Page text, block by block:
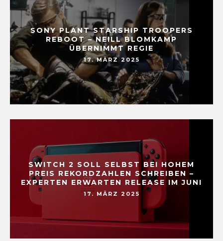
SONY PLANT STARSHIP TROOPERS
REBOOT – NEILL BLOMKAMP
ÜBERNIMMT REGIE
17. MÄRZ 2025
SWITCH 2 SOLL SELBST BEI HOHEM
PREIS REKORDZAHLEN SCHREIBEN –
EXPERTEN ERWARTEN RELEASE IM JUNI
17. MÄRZ 2025